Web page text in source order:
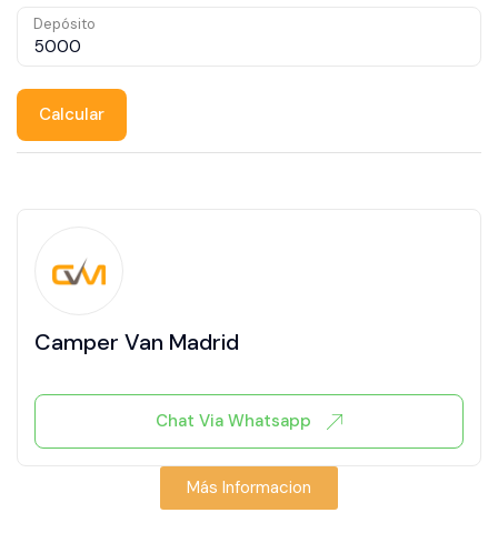
Depósito
Calcular
Camper Van Madrid
Chat Via Whatsapp
Más Informacion